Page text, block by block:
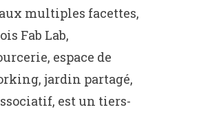
multiples facettes,
Fab Lab,
espace de
jardin partagé,
est un tiers-